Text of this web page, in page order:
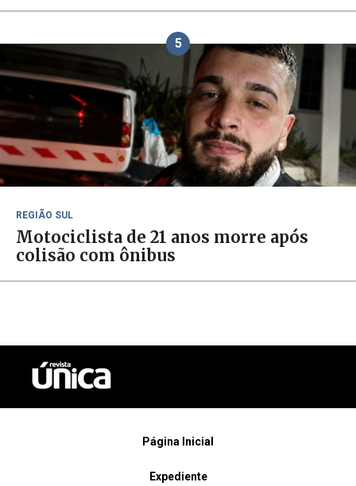
5
REGIÃO SUL
Motociclista de 21 anos morre após
colisão com ônibus
Página Inicial
Expediente